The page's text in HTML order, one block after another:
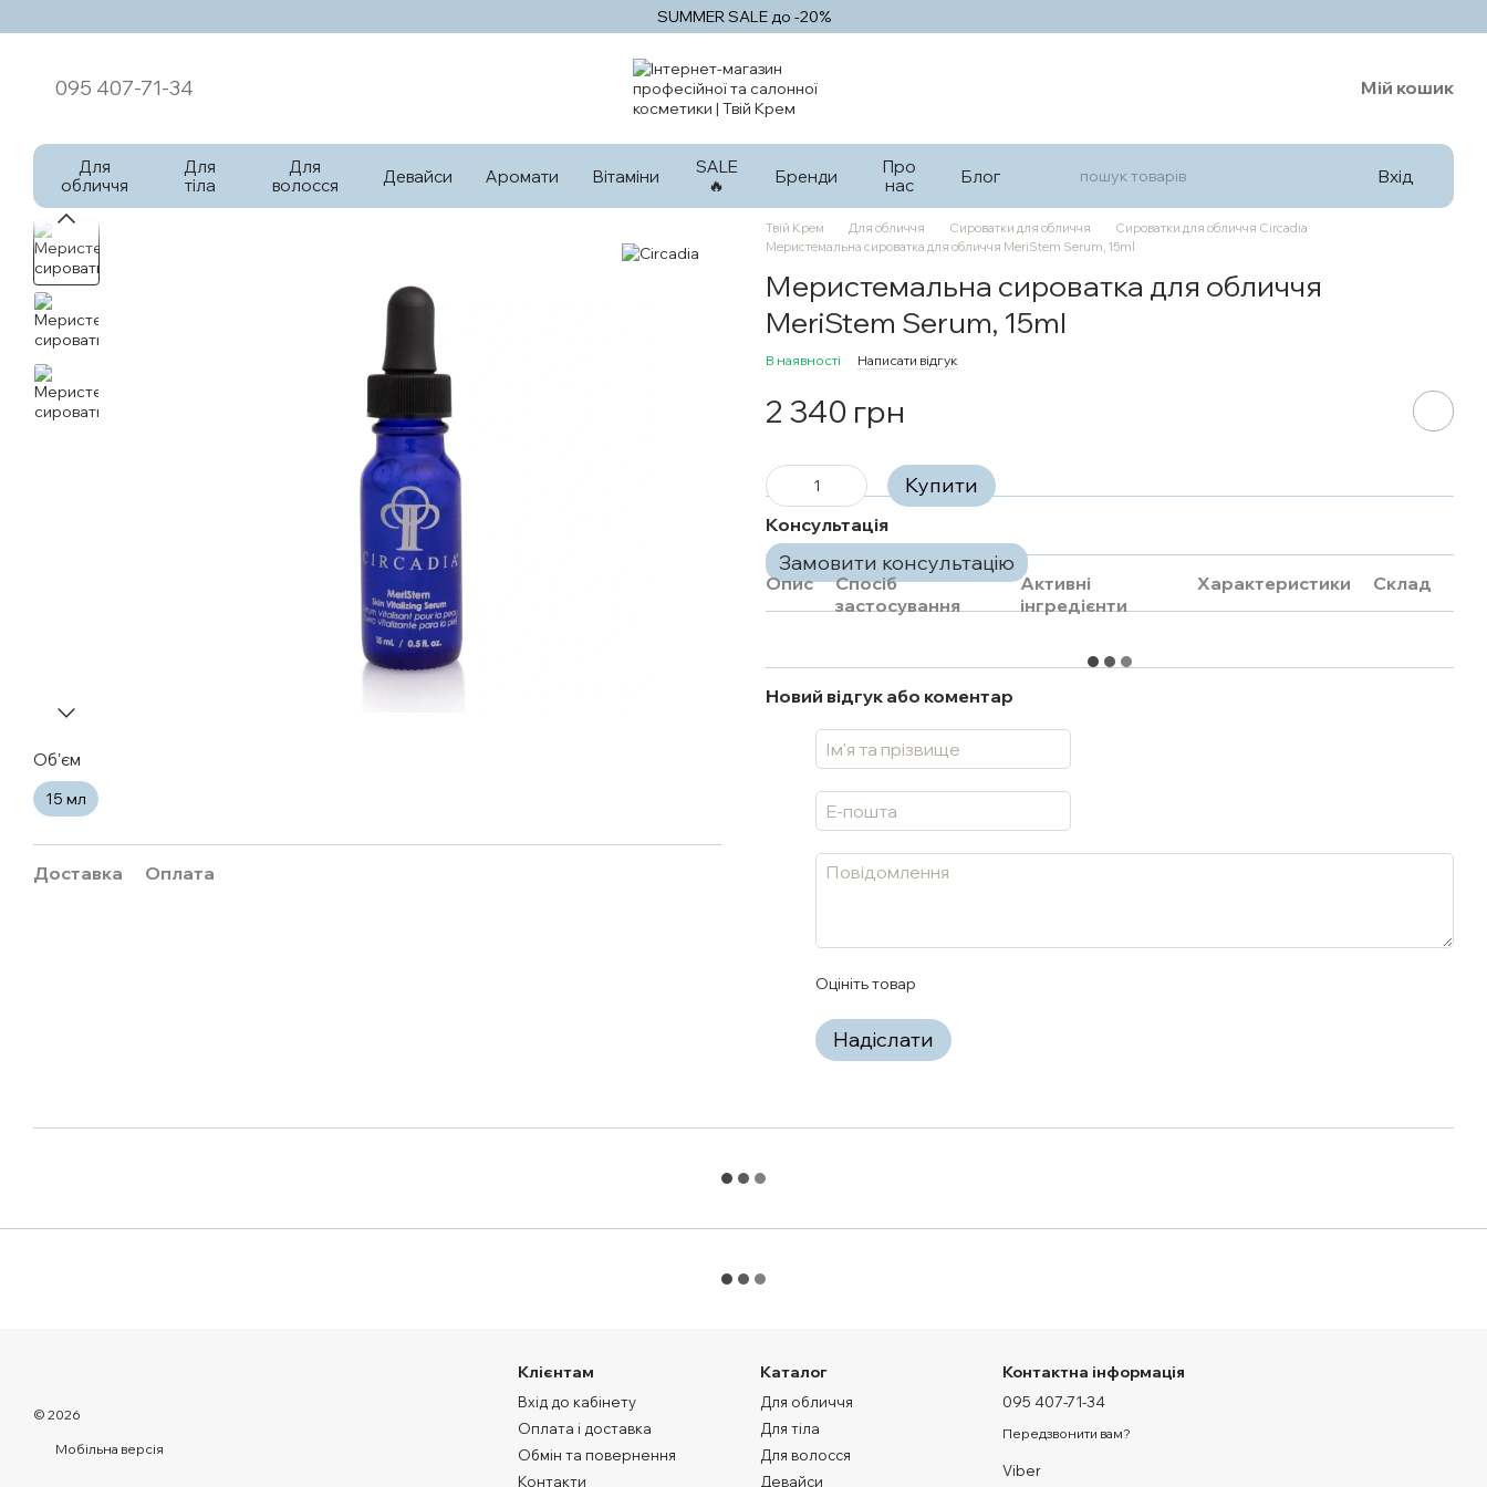
SUMMER SALE до -20%
095 407-71-34 Мій кошик
Для
обличчя
Для
тіла
Для
волосся
Девайси Аромати Вітаміни
SALE
🔥
Бренди
Про
нас
Блог Вхід
Обʼєм
15 мл
Доставка Оплата
Твій Крем Для обличчя Сироватки для обличчя
Сироватки для обличчя Circadia
Меристемальна сироватка для обличчя MeriStem Serum, 15ml
Меристемальна сироватка для обличчя
MeriStem Serum, 15ml
В наявності Написати відгук
2 340 грн
Купити
Консультація
Замовити консультацію
Опис
Спосіб
застосування
Активні
інгредієнти
Характеристики Склад
Новий відгук або коментар
Оцініть товар
Надіслати
© 2026
Мобільна версія
Клієнтам
Вхід до кабінету
Оплата і доставка
Обмін та повернення
Контакти
Каталог
Для обличчя
Для тіла
Для волосся
Девайси
Контактна інформація
095 407-71-34
Передзвонити вам?
Viber